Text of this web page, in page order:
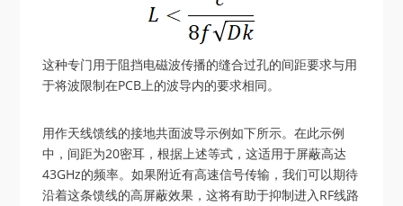
这种专门用于阻挡电磁波传播的缝合过孔的间距要求与用
于将波限制在PCB上的波导内的要求相同。
用作天线馈线的接地共面波导示例如下所示。在此示例
中，间距为20密耳，根据上述等式，这适用于屏蔽高达
43GHz的频率。如果附近有高速信号传输，我们可以期待
沿着这条馈线的高屏蔽效果，这将有助于抑制进入RF线路